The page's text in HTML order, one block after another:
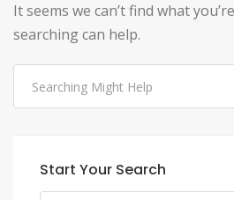
It seems we can’t find what
searching can help.
Start Your Search